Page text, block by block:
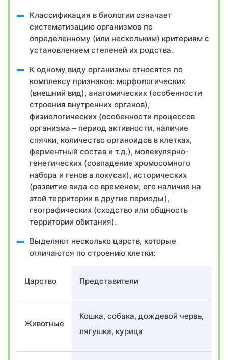
Классификация в биологии означает
систематизацию организмов по
определенному (или нескольким) критериям с
установлением степеней их родства.
К одному виду организмы относятся по
комплексу признаков: морфологических
(внешний вид), анатомических (особенности
строения внутренних органов),
физиологических (особенности процессов
организма – период активности, наличие
спячки, количество органоидов в клетках,
ферментный состав и т.д.), молекулярно-
генетических (совпадение хромосомного
набора и генов в локусах), исторических
(развитие вида со временем, его наличие на
этой территории в другие периоды),
географических (сходство или общность
территории обитания).
Выделяют несколько царств, которые
отличаются по строению клетки:
Царство Представители
Животные
Кошка, собака, дождевой червь,
лягушка, курица